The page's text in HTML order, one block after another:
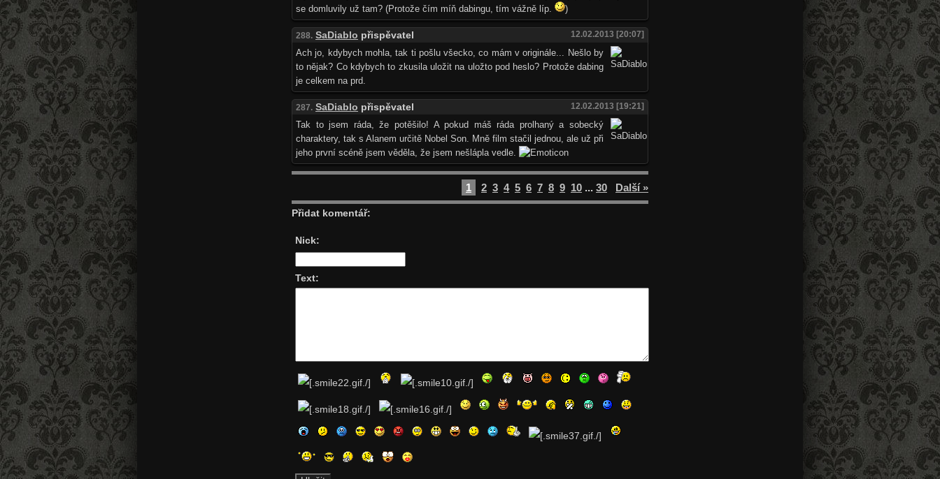
se domluvily už tam? (Protože čím míň dabingu, tím vážně líp.
)
288. SaDiablo přispěvatel 12.02.2013 [20:07]
Ach jo, kdybych mohla, tak ti pošlu všecko, co mám v originále... Nešlo by
to nějak? Co kdybych to zkusila uložit na uložto pod heslo? Protože dabing
je celkem na prd.
287. SaDiablo přispěvatel 12.02.2013 [19:21]
Tak to jsem ráda, že potěšilo! A pokud máš ráda prolhaný a sobecký
charaktery, tak s Alanem určitě Nobel Son. Mně film stačil jednou, ale už při
jeho první scéně jsem věděla, že jsem nešlápla vedle.
1 2 3 4 5 6 7 8 9 10 ... 30 Další »
Přidat komentář:
Nick:
Text: